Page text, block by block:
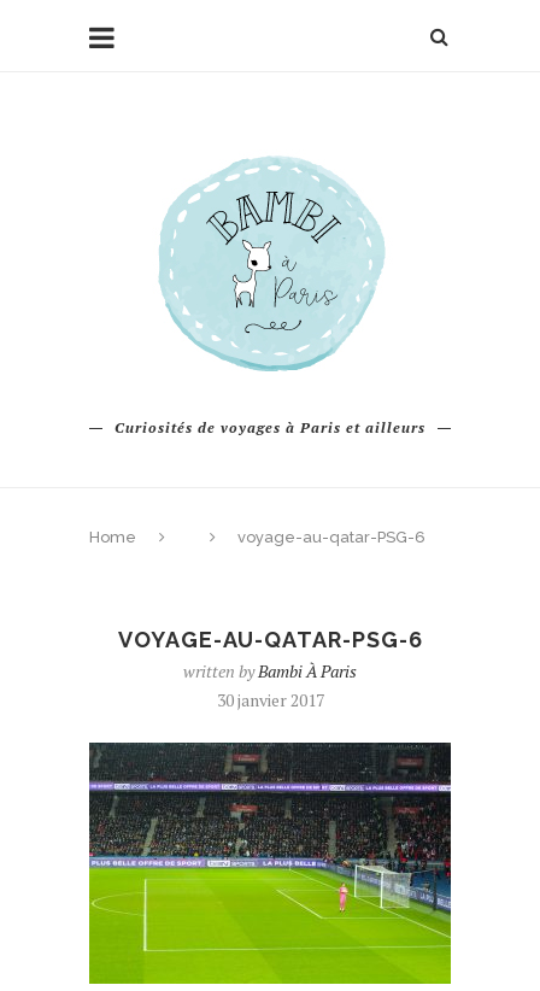
Curiosités de voyages à Paris et ailleurs
Home voyage-au-qatar-PSG-6
VOYAGE-AU-QATAR-PSG-6
written byBambi À Paris
30 janvier 2017